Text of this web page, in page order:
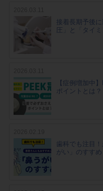
接着長期予後
圧」と「タイ
【症例増加中
ポイントとは？
歯科でも注目
がい」のすすめ